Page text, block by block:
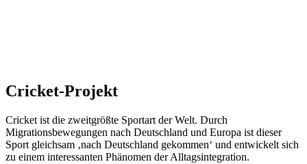
Cricket-Projekt
Cricket ist die zweitgrößte Sportart der Welt. Durch
Migrationsbewegungen nach Deutschland und Europa ist dieser
Sport gleichsam ‚nach Deutschland gekommen‘ und entwickelt sich
zu einem interessanten Phänomen der Alltagsintegration.